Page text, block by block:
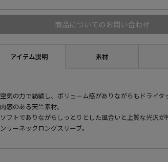
商品についてのお問い合わせ
アイテム説明 素材
空気の力で紡績し、ボリューム感がありながらもドライタ
肉感のある天竺素材。
ソフトでありながらしっとりとした風合いと上質な光沢が
ンリーネックロングスリーブ。